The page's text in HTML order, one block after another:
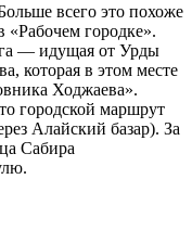
всего это похоже
«Рабочем городке».
— идущая от Урды
которая в этом месте
Ходжаева».
городской маршрут
Алайский базар). За
Сабира